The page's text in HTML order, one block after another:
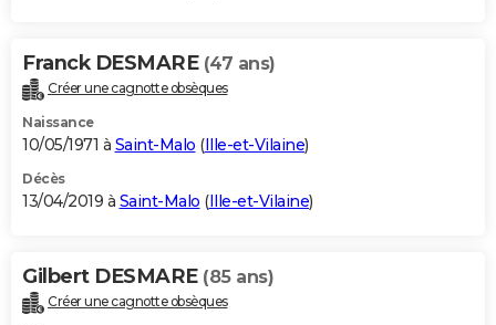
Franck DESMARE (47 ans)
Créer une cagnotte obsèques
Naissance
10/05/1971 à Saint-Malo (Ille-et-Vilaine)
Décès
13/04/2019 à Saint-Malo (Ille-et-Vilaine)
Gilbert DESMARE (85 ans)
Créer une cagnotte obsèques